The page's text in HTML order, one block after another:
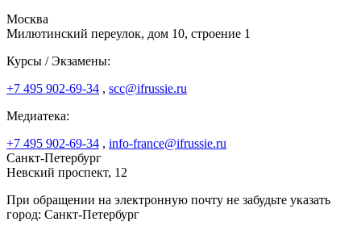
Москва
Милютинский переулок, дом 10, строение 1
Курсы / Экзамены:
+7 495 902-69-34 , scc@ifrussie.ru
Медиатека:
+7 495 902-69-34 , info-france@ifrussie.ru
Санкт-Петербург
Невский проспект, 12
При обращении на электронную почту не забудьте указать
город: Санкт-Петербург